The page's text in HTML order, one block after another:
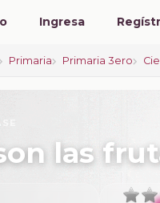
Ingresa
Primaria Primaria 3ero
las